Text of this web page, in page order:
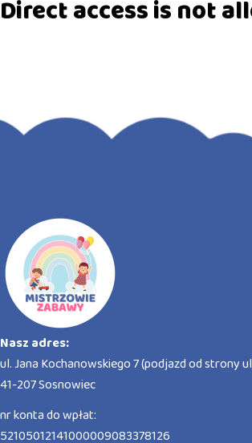
Direct access is not
Nasz adres:
ul. Jana Kochanowskiego 7 (podjazd od strony
41-207 Sosnowiec
nr konta do wpłat:
52105012141000009083378126